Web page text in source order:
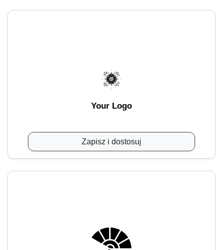
Your Logo
Zapisz i dostosuj